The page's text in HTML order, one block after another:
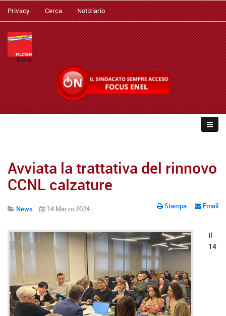
Privacy Cerca Notiziario
Avviata la trattativa del rinnovo
CCNL calzature
Stampa Email
News 14 Marzo 2024
Il
14